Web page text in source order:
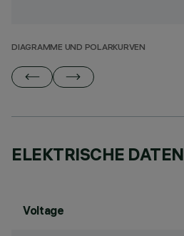
DIAGRAMME UND POLARKURVEN
ELEKTRISCHE DATEN
Voltage